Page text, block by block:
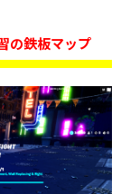
の鉄板マップ